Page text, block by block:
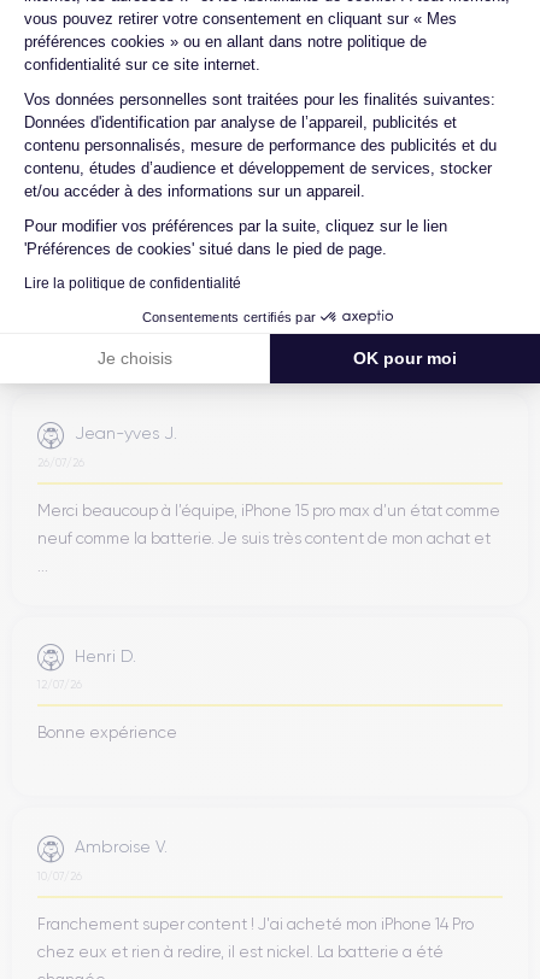
vous pouvez retirer votre consentement en cliquant sur « Mes
préférences cookies » ou en allant dans notre politique de
confidentialité sur ce site internet.
Vos données personnelles sont traitées pour les finalités suivantes:
Données d'identification par analyse de l’appareil, publicités et
contenu personnalisés, mesure de performance des publicités et du
contenu, études d’audience et développement de services, stocker
et/ou accéder à des informations sur un appareil.
Pour modifier vos préférences par la suite, cliquez sur le lien
'Préférences de cookies' situé dans le pied de page.
Lire la politique de confidentialité
Consentements certifiés par
Je choisis OK pour moi
Axeptio consent
Avec4.6/5
Certideal est en tête des sites de
reconditionnement.
4.6/5
Excellent
Jean-yves J.
26/07/26
Merci beaucoup à l’équipe, iPhone 15 pro max d’un état comme
neuf comme la batterie. Je suis très content de mon achat et
Henri D.
12/07/26
Bonne expérience
Ambroise V.
10/07/26
Franchement super content ! J'ai acheté mon iPhone 14 Pro
chez eux et rien à redire, il est nickel. La batterie a été